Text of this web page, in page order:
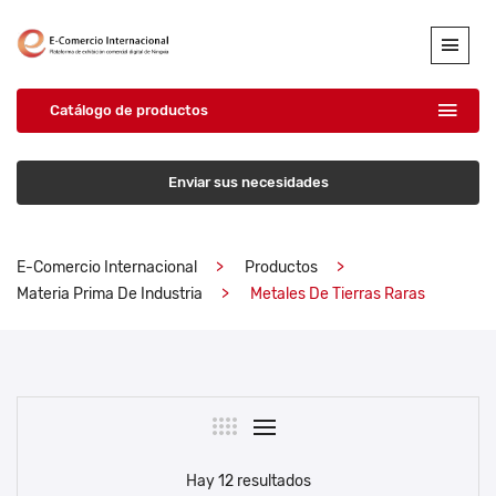
Catálogo de productos
Enviar sus necesidades
E-Comercio Internacional
Productos
Materia Prima De Industria
Metales De Tierras Raras
Hay 12 resultados